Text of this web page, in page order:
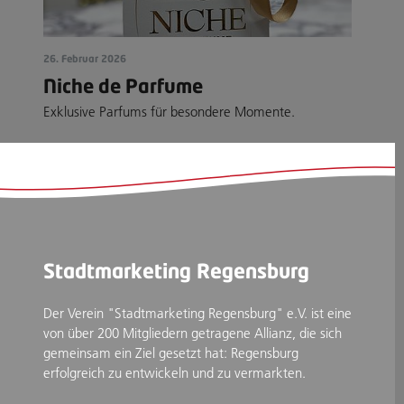
26. Februar 2026
Niche de Parfume
Exklusive Parfums für besondere Momente.
Stadtmarketing Regensburg
Der Verein "Stadtmarketing Regensburg" e.V. ist eine
von über 200 Mitgliedern getragene Allianz, die sich
gemeinsam ein Ziel gesetzt hat: Regensburg
erfolgreich zu entwickeln und zu vermarkten.